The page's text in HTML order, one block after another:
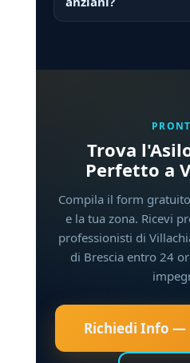
Trova
Perfetto a
Compila il form
e la tua zona. Ricevi
professionisti di
di Brescia entro 24
Richiedi Info —